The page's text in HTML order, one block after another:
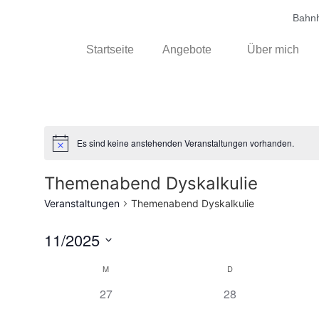
Startseite Angebote Über mich
Es sind keine anstehenden Veranstaltungen vorhanden.
Themenabend Dyskalkulie
Veranstaltungen Themenabend Dyskalkulie
11/2025
Kalender
M D
0 Veranstaltungen,
27 0 Veranstaltungen,
28